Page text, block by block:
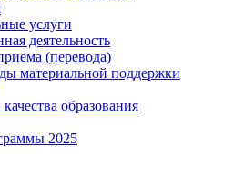
услуги
деятельность
(перевода)
материальной поддержки
образования
2025